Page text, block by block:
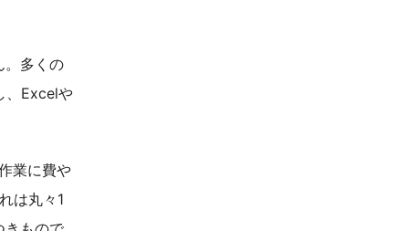
。多くの
、Excelや
業に費や
は丸々1